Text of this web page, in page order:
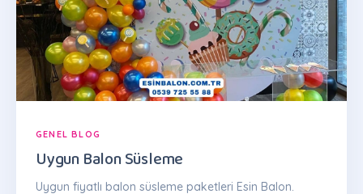
GENEL BLOG
Uygun Balon Süsleme
Uygun fiyatlı balon süsleme paketleri Esin Balon.